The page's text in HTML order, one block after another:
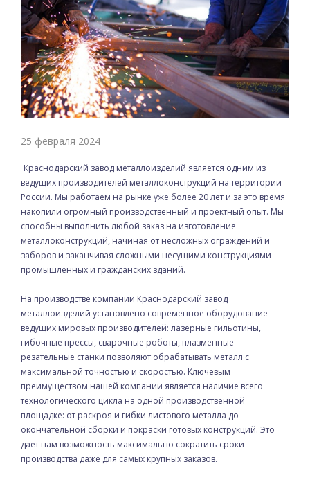
25 февраля 2024
Краснодарский завод металлоизделий является одним из
ведущих производителей металлоконструкций на территории
России. Мы работаем на рынке уже более 20 лет и за это время
накопили огромный производственный и проектный опыт. Мы
способны выполнить любой заказ на изготовление
металлоконструкций, начиная от несложных ограждений и
заборов и заканчивая сложными несущими конструкциями
промышленных и гражданских зданий.
На производстве компании Краснодарский завод
металлоизделий установлено современное оборудование
ведущих мировых производителей: лазерные гильотины,
гибочные прессы, сварочные роботы, плазменные
резательные станки позволяют обрабатывать металл с
максимальной точностью и скоростью. Ключевым
преимуществом нашей компании является наличие всего
технологического цикла на одной производственной
площадке: от раскроя и гибки листового металла до
окончательной сборки и покраски готовых конструкций. Это
дает нам возможность максимально сократить сроки
производства даже для самых крупных заказов.